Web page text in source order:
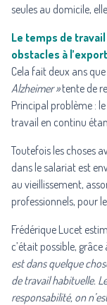
seules au domicile,
Le temps de
obstacles à
Cela fait deux ans
Alzheimer »tente de
Principal problème :
travail en continu
Toutefois les choses
dans le salariat est
au vieillissement,
professionnels, pour
Frédérique Lucet
c’était possible,
est dans quelque
de travail habituelle.
responsabilité, on